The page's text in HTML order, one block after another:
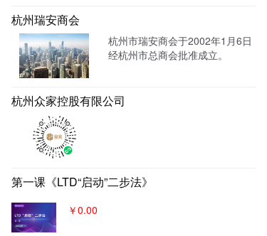
销，通过自媒体、广告平台、SE
M、EDM等讲生意表达或产品服
实现从引导到成交的营销、获
杭州瑞安商会
杭州市瑞安商会于2002年1月6日
经杭州市总商会批准成立。
杭州众家控股有限公司
第一课《LTD“启动”二步法》
￥0.00